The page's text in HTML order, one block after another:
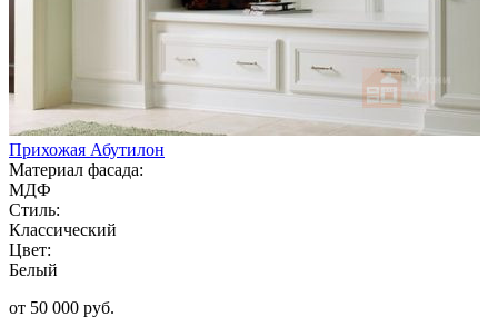
Прихожая Абутилон
Материал фасада:
МДФ
Стиль:
Классический
Цвет:
Белый
от 50 000 руб.